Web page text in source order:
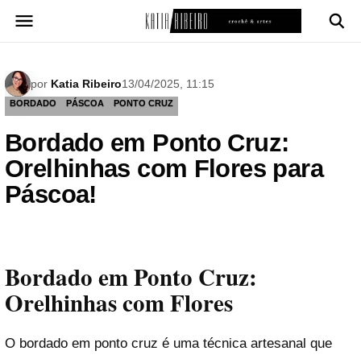
para
por Katia Ribeiro13/04/2025, 11:15
BORDADO PÁSCOA PONTO CRUZ
Bordado em Ponto Cruz:
Orelhinhas com Flores para
Páscoa!
Bordado em Ponto Cruz:
Orelhinhas com Flores
O bordado em ponto cruz é uma técnica artesanal que